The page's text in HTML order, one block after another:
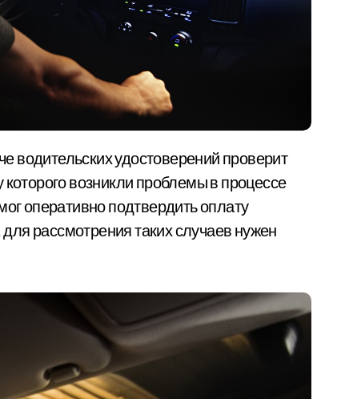
возникли проблемы в процессе
оперативно подтвердить оплату
рассмотрения таких случаев нужен